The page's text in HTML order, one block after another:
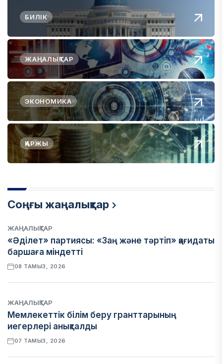
БИЛІК
ЖАҢАЛЫҚТАР
ЭКОНОМИКА
ҚАРЖЫ
Соңғы жаңалықтар
ЖАҢАЛЫҚТАР
«Әділет» партиясы: «Заң және тәртіп» қағидаты
баршаға міндетті
08 ТАМЫЗ, 2026
ЖАҢАЛЫҚТАР
Мемлекеттік білім беру гранттарының
иегерлері анықталды
07 ТАМЫЗ, 2026